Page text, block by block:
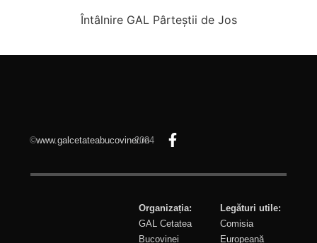
Întâlnire GAL Pârteștii de Jos
©www.galcetateabucovinei.ro
2024
Organizația:
GAL Cetatea
Bucovinei
Legături utile:
Comisia
Europeană